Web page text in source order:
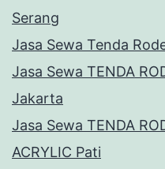
Serang
Jasa Sewa Tenda
Jasa Sewa TENDA
Jakarta
Jasa Sewa TENDA
ACRYLIC Pati